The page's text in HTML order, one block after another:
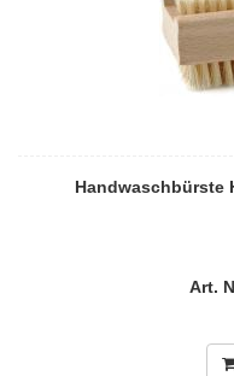
Handwaschbürste
Art.